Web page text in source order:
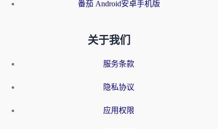
番茄 Android安卓手机版
关于我们
服务条款
隐私协议
应用权限